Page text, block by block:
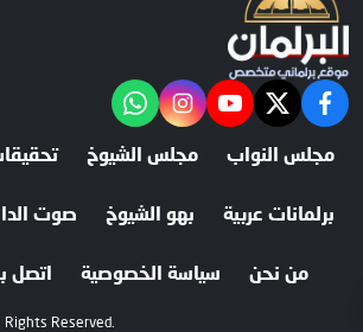
facebook
twitter
youtube
instagram
"‎Follow the آخر خبر channel on WhatsApp:
مجلس النواب مجلس الشيوخ
برلمانات عربية بهو الشيوخ صوت
من نحن سياسة الخصوصية اتصل
Reserved.